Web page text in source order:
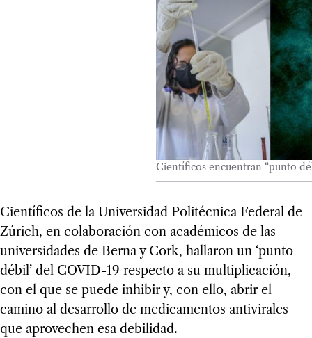
Científicos encuentran “punto
Científicos de la Universidad Politécnica Federal de
Zúrich, en colaboración con académicos de las
universidades de Berna y Cork, hallaron un ‘punto
débil’ del COVID-19 respecto a su multiplicación,
con el que se puede inhibir y, con ello, abrir el
camino al desarrollo de medicamentos antivirales
que aprovechen esa debilidad.